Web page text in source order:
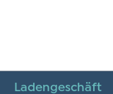
Ladengeschäft